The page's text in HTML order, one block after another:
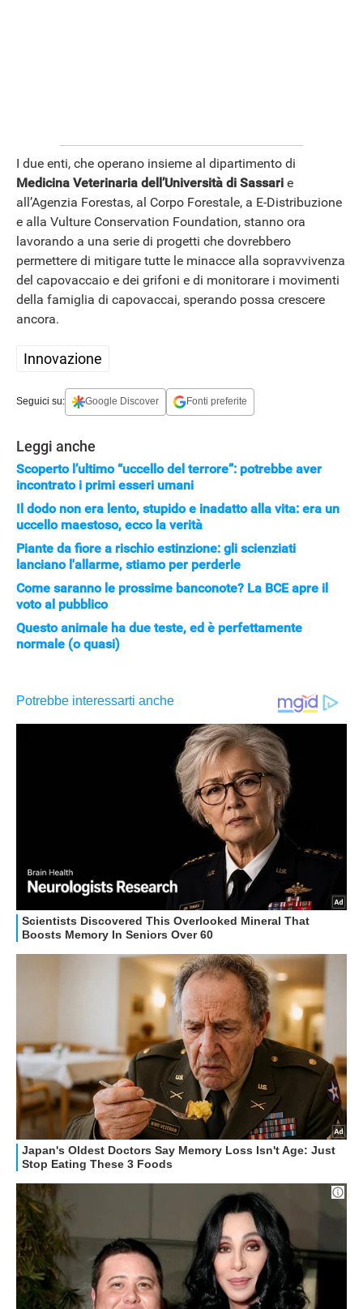
APPLE
I due enti, che operano insieme al dipartimento di
Medicina Veterinaria dell’Università di Sassari e
all’Agenzia Forestas, al Corpo Forestale, a E-Distribuzione
e alla Vulture Conservation Foundation, stanno ora
lavorando a una serie di progetti che dovrebbero
permettere di mitigare tutte le minacce alla sopravvivenza
del capovaccaio e dei grifoni e di monitorare i movimenti
della famiglia di capovaccai, sperando possa crescere
ancora.
Innovazione
Seguici su: Google Discover Fonti preferite
Leggi anche
Scoperto l’ultimo “uccello del terrore”: potrebbe aver
incontrato i primi esseri umani
Il dodo non era lento, stupido e inadatto alla vita: era un
uccello maestoso, ecco la verità
Piante da fiore a rischio estinzione: gli scienziati
lanciano l'allarme, stiamo per perderle
Come saranno le prossime banconote? La BCE apre il
voto al pubblico
Questo animale ha due teste, ed è perfettamente
normale (o quasi)